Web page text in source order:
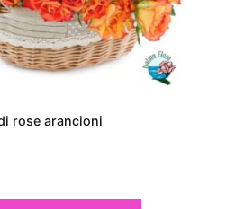
rose arancioni